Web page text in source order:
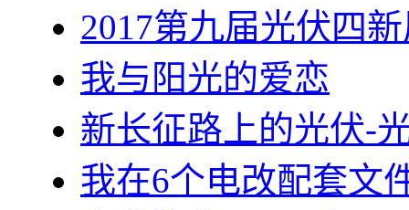
2017第九届光伏四
我与阳光的爱恋
新长征路上的光伏-
我在6个电改配套文